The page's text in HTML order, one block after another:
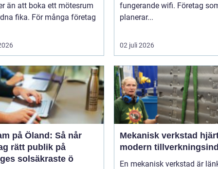
än att boka ett mötesrum
fika. För många företag
fungerande wifi. Företag
planerar...
02 juli 2026
på Öland: Så når
rätt publik på
solsäkraste ö
Mekanisk verkstad hjärtat i
modern
En mekanisk verkstad är